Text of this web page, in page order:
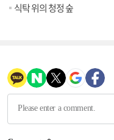
식탁 위의 청정 숲